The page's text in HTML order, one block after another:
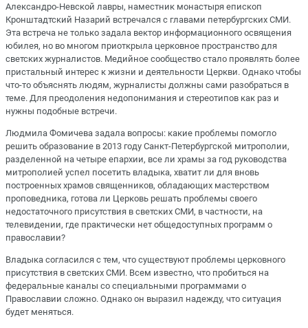
Александро-Невской лавры, наместник монастыря епископ
Кронштадтский Назарий встречался с главами петербургских СМИ.
Эта встреча не только задала вектор информационного освящения
юбилея, но во многом приоткрыла церковное пространство для
светских журналистов. Медийное сообщество стало проявлять более
пристальный интерес к жизни и деятельности Церкви. Однако чтобы
что-то объяснять людям, журналисты должны сами разобраться в
теме. Для преодоления недопонимания и стереотипов как раз и
нужны подобные встречи.
Людмила Фомичева задала вопросы: какие проблемы помогло
решить образование в 2013 году Санкт-Петербургской митрополии,
разделенной на четыре епархии, все ли храмы за год руководства
митрополией успел посетить владыка, хватит ли для вновь
построенных храмов священников, обладающих мастерством
проповедника, готова ли Церковь решать проблемы своего
недостаточного присутствия в светских СМИ, в частности, на
телевидении, где практически нет общедоступных программ о
православии?
Владыка согласился с тем, что существуют проблемы церковного
присутствия в светских СМИ. Всем известно, что пробиться на
федеральные каналы со специальными программами о
Православии сложно. Однако он выразил надежду, что ситуация
будет меняться.